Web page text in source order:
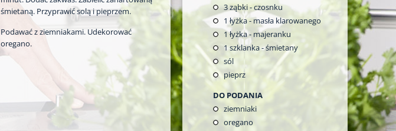
śmietaną. Przyprawić solą i pieprzem.
Podawać z ziemniakami. Udekorować
oregano.
3ząbki - czosnku
1 łyżka - masła klarowanego
1łyżka - majeranku
1szklanka - śmietany
sól
pieprz
DO PODANIA
ziemniaki
oregano